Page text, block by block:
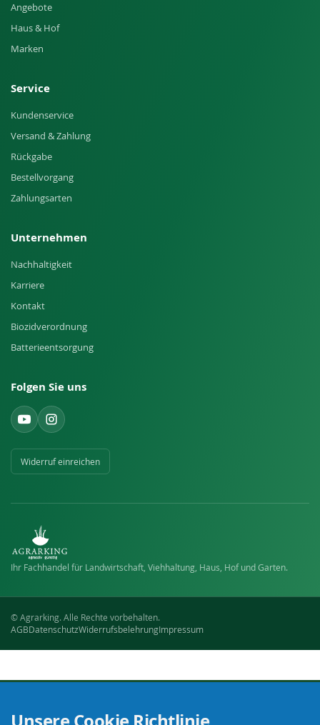
Angebote
Haus & Hof
Marken
Service
Kundenservice
Versand & Zahlung
Rückgabe
Bestellvorgang
Zahlungsarten
Unternehmen
Nachhaltigkeit
Karriere
Kontakt
Biozidverordnung
Batterieentsorgung
Folgen Sie uns
Widerruf einreichen
Ihr Fachhandel für Landwirtschaft, Viehhaltung, Haus, Hof und Garten.
© Agrarking. Alle Rechte vorbehalten.
AGBDatenschutzWiderrufsbelehrungImpressum